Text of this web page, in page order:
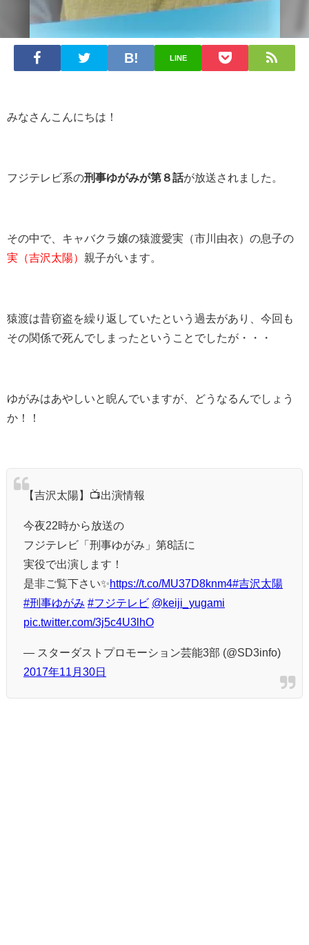
LINE
みなさんこんにちは！
フジテレビ系の刑事ゆがみが第８話が放送されました。
その中で、キャバクラ嬢の猿渡愛実（市川由衣）の息子の
実（吉沢太陽） 親子がいます。
猿渡は昔窃盗を繰り返していたという過去があり、今回も
その関係で死んでしまったということでしたが・・・
ゆがみはあやしいと睨んでいますが、どうなるんでしょう
か！！
【吉沢太陽】📺出演情報
今夜22時から放送の
フジテレビ「刑事ゆがみ」第8話に
実役で出演します！
是非ご覧下さい✨https://t.co/MU37D8knm4#吉沢太陽
#刑事ゆがみ #フジテレビ @keiji_yugami
pic.twitter.com/3j5c4U3lhO
— スターダストプロモーション芸能3部 (@SD3info)
2017年11月30日